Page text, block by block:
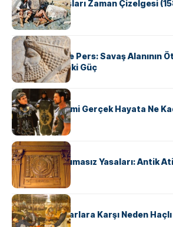
Apache Savaşları Zaman Çizelgesi
KÜLTÜR
Antik Yunan ve Pers: Savaş Alanının
Şekillendiren İki Güç
KÜLTÜR
‘Gladiator’ Filmi Gerçek Hayata Ne
KÜLTÜR
Draco’nun Acımasız Yasaları: Antik
Hukuk Kodu
KÜLTÜR
Avrupalı ​​Katharlara Karşı Neden